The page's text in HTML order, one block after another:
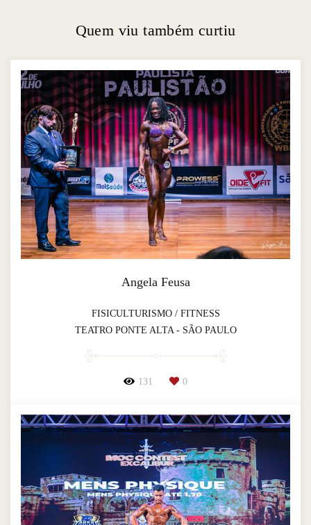
Quem viu também curtiu
Angela Feusa
FISICULTURISMO / FITNESS
TEATRO PONTE ALTA - SÃO PAULO
131 0